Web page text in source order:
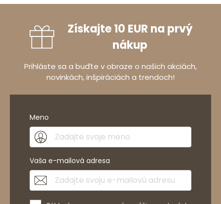
Získajte 10 EUR na prvý
nákup
Prihláste sa a buďte v obraze o našich akciách,
novinkách, inšpiráciách a trendoch!
Meno
Vaša e-mailová adresa